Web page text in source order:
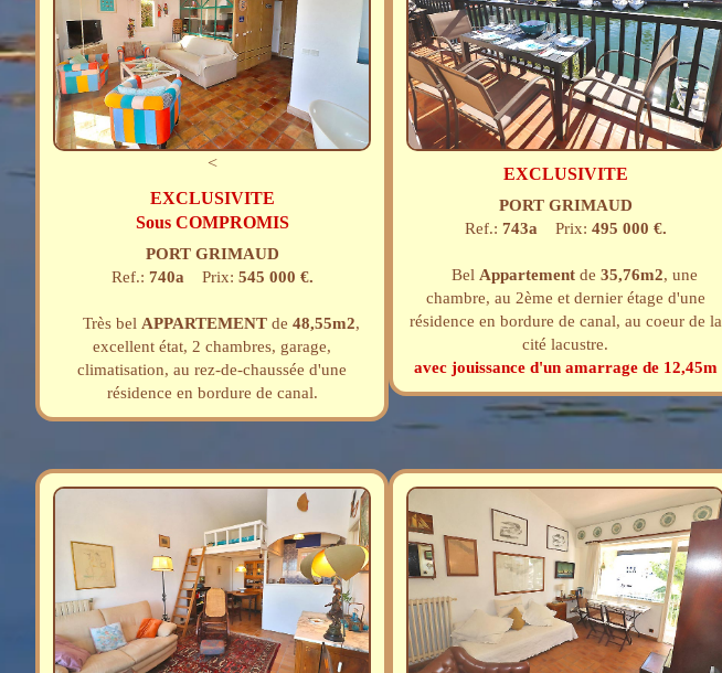
<
EXCLUSIVITE
Sous COMPROMIS
PORT GRIMAUD
Ref.: 740a Prix: 545 000 €.
Très bel APPARTEMENT de 48,55m2,
excellent état, 2 chambres, garage,
climatisation, au rez-de-chaussée d'une
résidence en bordure de canal.
EXCLUSIVITE
PORT GRIMAUD
Ref.: 743a Prix: 495 000 €.
Bel Appartement de 35,76m2, une
chambre, au 2ème et dernier étage d'une
résidence en bordure de canal, au coeur de la
cité lacustre.
avec jouissance d'un amarrage de 12,45m